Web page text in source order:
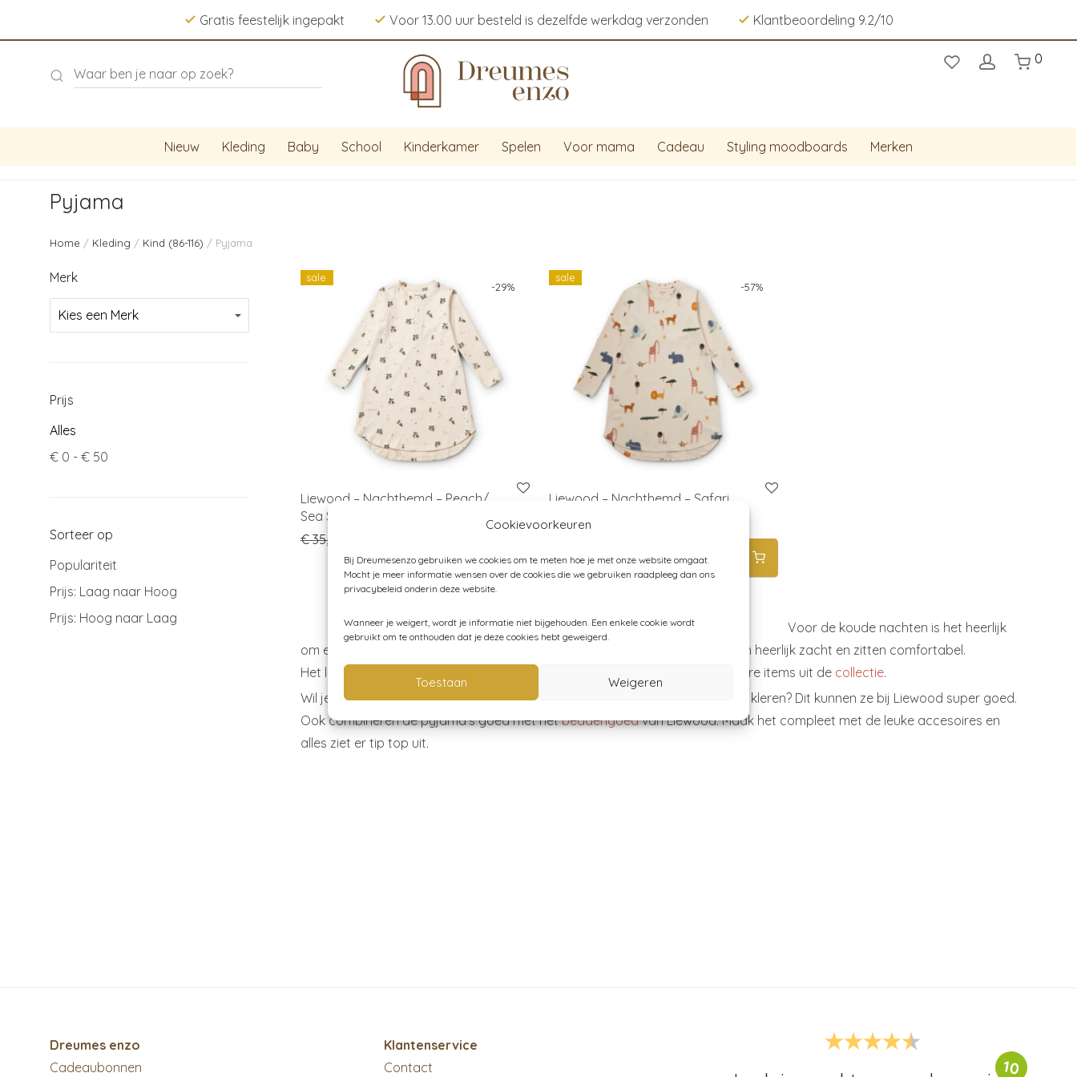
Cookievoorkeuren
Bij Dreumesenzo gebruiken we cookies om te meten hoe je met onze website omgaat.
Mocht je meer informatie wensen over de cookies die we gebruiken raadpleeg dan ons
privacybeleid onderin deze website.
Wanneer je weigert, wordt je informatie niet bijgehouden. Een enkele cookie wordt
gebruikt om te onthouden dat je deze cookies hebt geweigerd.
Toestaan Weigeren
Gratis feestelijk ingepakt Voor 13.00 uur besteld is dezelfde werkdag verzonden Klantbeoordeling 9.2/10
0
Nieuw Kleding Baby School Kinderkamer Spelen Voor mama Cadeau Styling moodboards Merken
Pyjama
Home / Kleding / Kind (86-116) / Pyjama
Merk
Prijs
Alles
€ 0 - € 50
Sorteer op
Populariteit
Prijs: Laag naar Hoog
Prijs: Hoog naar Laag
-29%
sale
Liewood – Nachthemd – Peach/
Sea Shell Mix
€35,00
-57%
sale
Liewood – Nachthemd – Safari
Sandy Mix
Original price was: € 35,00.
Current price is: € 15,00.
Voor de koude nachten is het heerlijk
om een pyjama aan te doen. De pyjama’s en nachthemden van Liewood zijn heerlijk zacht en zitten comfortabel.
Het leuke van de Liewood pyjama’s is dat ze goed combineren met de andere items uit de collectie.
Wil je ook zo graag dat je kleintje er in de pyjama net zo leuk uitziet als in de kleren? Dit kunnen ze bij Liewood super goed.
Ook combineren de pyjama’s goed met hetbeddengoedvan Liewood. Maak het compleet met de leuke accesoires en
alles ziet er tip top uit.
Dreumes enzo
Cadeaubonnen
Klantenservice
Contact
10